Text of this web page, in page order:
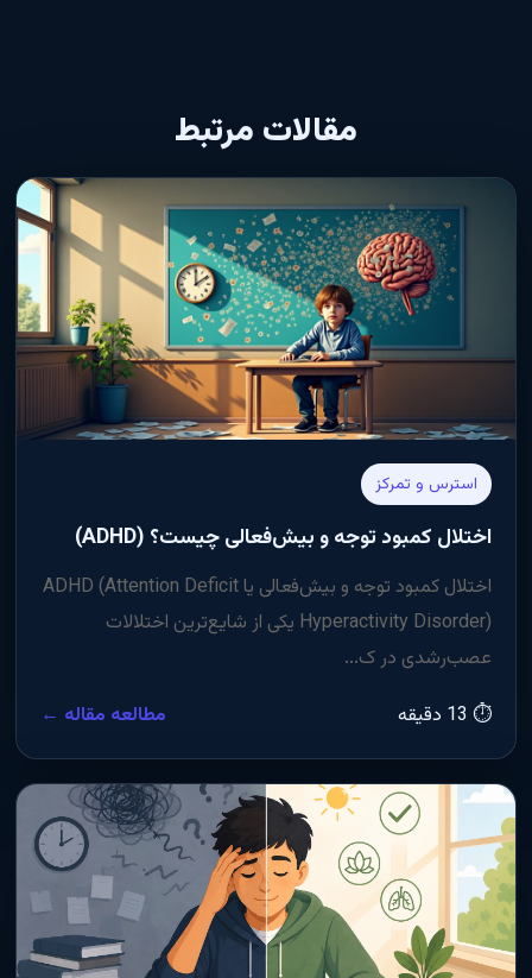
مقالات مرتبط
استرس و تمرکز
اختلال کمبود توجه و بیش‌فعالی چیست؟ (ADHD)
اختلال کمبود توجه و بیش‌فعالی یا ADHD (Attention Deficit
Hyperactivity Disorder) یکی از شایع‌ترین اختلالات
عصب‌رشدی در ک...
⏱ 13 دقیقه
مطالعه مقاله ←